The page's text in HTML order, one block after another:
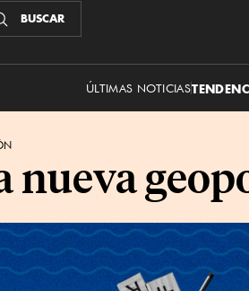
BUSCAR
ÚLTIMAS NOTICIAS
nueva